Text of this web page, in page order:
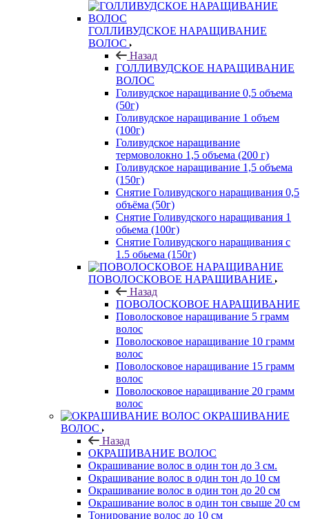
ГОЛЛИВУДСКОЕ НАРАЩИВАНИЕ
ВОЛОС
Назад
ГОЛЛИВУДСКОЕ НАРАЩИВАНИЕ
ВОЛОС
Голивудское наращивание 0,5 объема
(50г)
Голивудское наращивание 1 объем
(100г)
Голивудское наращивание
термоволокно 1,5 объема (200 г)
Голивудское наращивание 1,5 объема
(150г)
Снятие Голивудского наращивания 0,5
объёма (50г)
Снятие Голивудского наращивания 1
обьема (100г)
Снятие Голивудского наращивания с
1.5 обьема (150г)
ПОВОЛОСКОВОЕ НАРАЩИВАНИЕ
Назад
ПОВОЛОСКОВОЕ НАРАЩИВАНИЕ
Поволосковое наращивание 5 грамм
волос
Поволосковое наращивание 10 грамм
волос
Поволосковое наращивание 15 грамм
волос
Поволосковое наращивание 20 грамм
волос
ОКРАШИВАНИЕ
ВОЛОС
Назад
ОКРАШИВАНИЕ ВОЛОС
Окрашивание волос в один тон до 3 см.
Окрашивание волос в один тон до 10 см
Окрашивание волос в один тон до 20 см
Окрашивание волос в один тон свыше 20 см
Тонирование волос до 10 см